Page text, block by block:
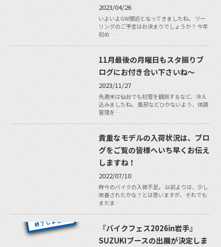
2023/04/26
いよいよGW間近となってきましたね。 ツー
リングのご予定はお決まりでしょうか？ 今年
初め…
11月最後の月曜日もスタ振りブ
ログにお付き合い下さいね〜
2023/11/27
先週末は仙台でも初雪を観測するなど、冷え
込みましたね。 風邪などひかないよう、体調
管理を…
貴重なモデルの入荷状況は、ブロ
グをご覧の皆様へいち早くお伝え
しますね！
2022/07/10
昨今のバイクの入荷不足。 以前よりは、少し
改善されたかな？とは思いますが、それでも
まだま…
『バイクフェス2026in岩手』
SUZUKIブースの出展が決定しま